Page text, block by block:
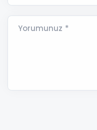
Yorumunuz *